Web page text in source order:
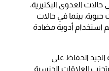
حالات العدوى البكتيرية،
بينما في حالات
استخدام أدوية مضادة
الجيد الحفاظ على
العلاقات الجنسية